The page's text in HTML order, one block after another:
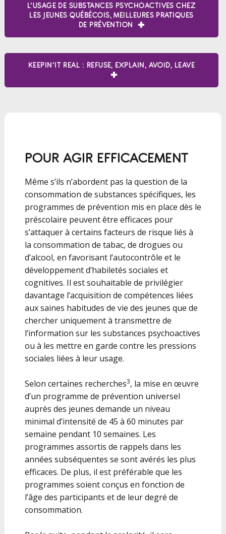
L’USAGE DE SUBSTANCES PSYCHOACTIVES CHEZ
LES JEUNES QUÉBÉCOIS, MEILLEURES PRATIQUES
DE PRÉVENTION
KEEPIN’IT REAL : REFUSE, EXPLAIN, AVOID, LEAVE
POUR AGIR EFFICACEMENT
Même s’ils n’abordent pas la question de la
consommation de substances spécifiques, les
programmes de prévention mis en place dès le
préscolaire peuvent être efficaces pour
s’attaquer à certains facteurs de risque liés à
la consommation de tabac, de drogues ou
d’alcool, en favorisant l’autocontrôle et le
développement d’habiletés sociales et
cognitives. Il est souhaitable de privilégier
davantage l’acquisition de compétences liées
aux saines habitudes de vie des jeunes que de
chercher uniquement à transmettre de
l’information sur les substances psychoactives
ou à les mettre en garde contre les pressions
sociales liées à leur usage.
Selon certaines recherches3, la mise en œuvre
d’un programme de prévention universel
auprès des jeunes demande un niveau
minimal d’intensité de 45 à 60 minutes par
semaine pendant 10 semaines. Les
programmes assortis de rappels dans les
années subséquentes se sont avérés les plus
efficaces. De plus, il est préférable que les
programmes soient conçus en fonction de
l’âge des participants et de leur degré de
consommation.